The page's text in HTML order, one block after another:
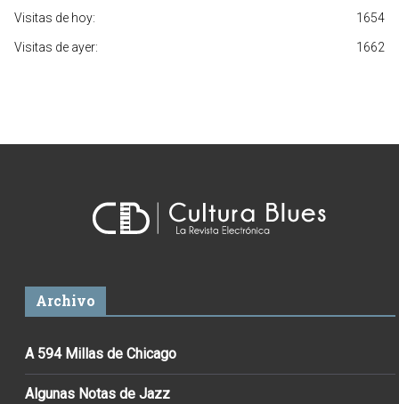
1654
Visitas de hoy:
1662
Visitas de ayer:
Archivo
A 594 Millas de Chicago
Algunas Notas de Jazz